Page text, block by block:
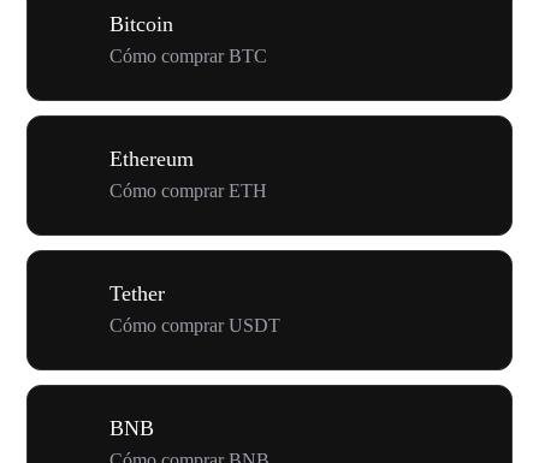
Bitcoin
Cómo comprar BTC
Ethereum
Cómo comprar ETH
Tether
Cómo comprar USDT
BNB